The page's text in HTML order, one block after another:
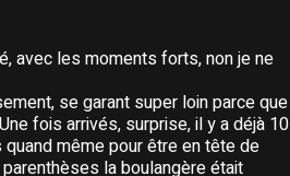
avec les moments forts, non je ne
se garant super loin parce que
fois arrivés, surprise, il y a déjà 10
même pour être en tête de
la boulangère était